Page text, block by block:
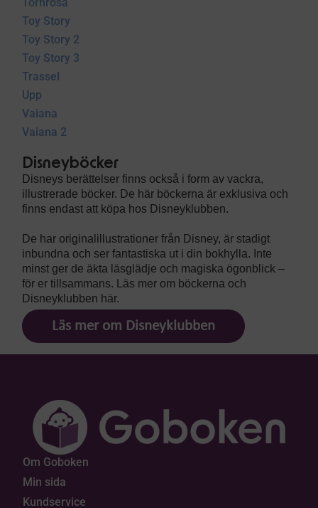
Toy Story
Toy Story 2
Toy Story 3
Trassel
Upp
Vaiana
Vaiana 2
Disneyböcker
Disneys berättelser finns också i form av vackra,
illustrerade böcker. De här böckerna är exklusiva och
finns endast att köpa hos Disneyklubben.
De har originalillustrationer från Disney, är stadigt
inbundna och ser fantastiska ut i din bokhylla. Inte
minst ger de äkta läsglädje och magiska ögonblick –
för er tillsammans. Läs mer om böckerna och
Disneyklubben här.
Läs mer om Disneyklubben
Om Goboken
Min sida
Kundservice